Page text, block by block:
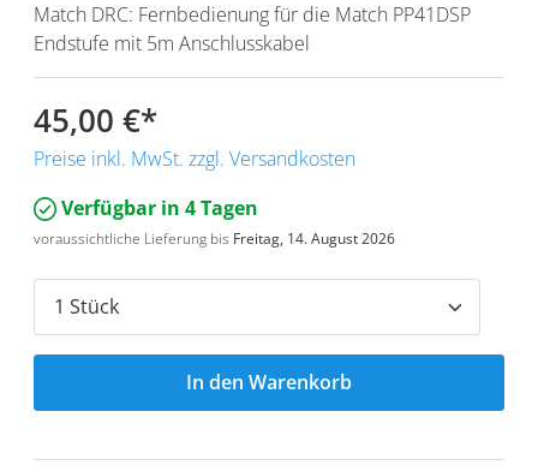
Match DRC: Fernbedienung für die Match PP41DSP
Endstufe mit 5m Anschlusskabel
45,00 €*
Preise inkl. MwSt. zzgl. Versandkosten
Verfügbar in 4 Tagen
voraussichtliche Lieferung bis Freitag, 14. August 2026
In den Warenkorb